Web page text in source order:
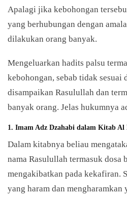
Apalagi jika kebohongan
yang berhubungan dengan
dilakukan orang banyak.
Mengeluarkan hadits palsu
kebohongan, sebab tidak sesuai
disampaikan Rasulullah dan
banyak orang. Jelas hukumnya
1. Imam Adz Dzahabi dalam Kitab
Dalam kitabnya beliau
nama Rasulullah termasuk dosa
mengakibatkan pada kekafiran.
yang haram dan mengharamkan